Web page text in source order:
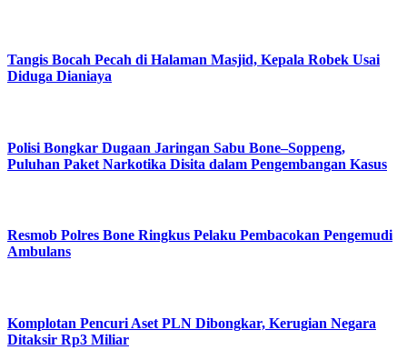
Tangis Bocah Pecah di Halaman Masjid, Kepala Robek Usai
Diduga Dianiaya
Polisi Bongkar Dugaan Jaringan Sabu Bone–Soppeng,
Puluhan Paket Narkotika Disita dalam Pengembangan Kasus
Resmob Polres Bone Ringkus Pelaku Pembacokan Pengemudi
Ambulans
Komplotan Pencuri Aset PLN Dibongkar, Kerugian Negara
Ditaksir Rp3 Miliar